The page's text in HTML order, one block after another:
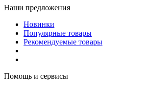
Наши предложения
Новинки
Популярные товары
Рекомендуемые товары
Помощь и сервисы